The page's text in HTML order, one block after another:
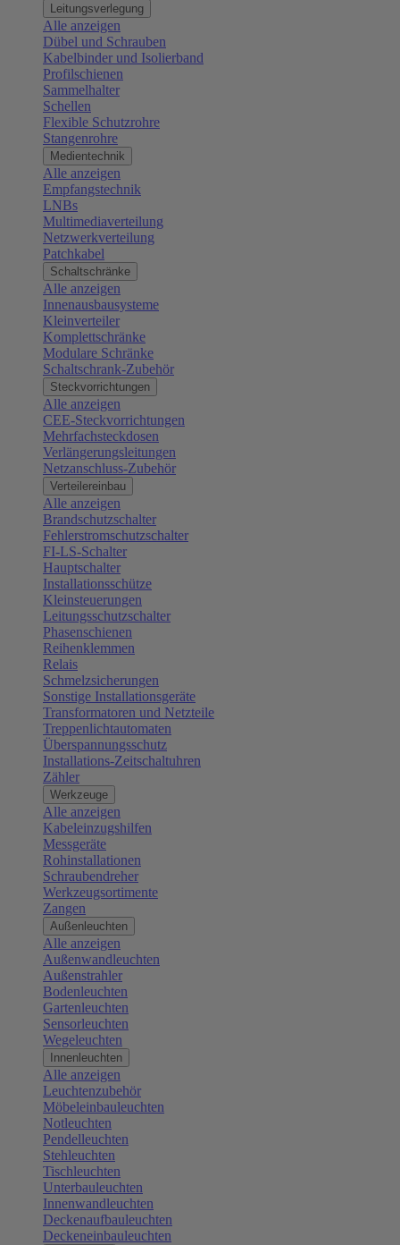
Leitungsverlegung
Alle anzeigen
Dübel und Schrauben
Kabelbinder und Isolierband
Profilschienen
Sammelhalter
Schellen
Flexible Schutzrohre
Stangenrohre
Medientechnik
Alle anzeigen
Empfangstechnik
LNBs
Multimediaverteilung
Netzwerkverteilung
Patchkabel
Schaltschränke
Alle anzeigen
Innenausbausysteme
Kleinverteiler
Komplettschränke
Modulare Schränke
Schaltschrank-Zubehör
Steckvorrichtungen
Alle anzeigen
CEE-Steckvorrichtungen
Mehrfachsteckdosen
Verlängerungsleitungen
Netzanschluss-Zubehör
Verteilereinbau
Alle anzeigen
Brandschutzschalter
Fehlerstromschutzschalter
FI-LS-Schalter
Hauptschalter
Installationsschütze
Kleinsteuerungen
Leitungsschutzschalter
Phasenschienen
Reihenklemmen
Relais
Schmelzsicherungen
Sonstige Installationsgeräte
Transformatoren und Netzteile
Treppenlichtautomaten
Überspannungsschutz
Installations-Zeitschaltuhren
Zähler
Werkzeuge
Alle anzeigen
Kabeleinzugshilfen
Messgeräte
Rohinstallationen
Schraubendreher
Werkzeugsortimente
Zangen
Außenleuchten
Alle anzeigen
Außenwandleuchten
Außenstrahler
Bodenleuchten
Gartenleuchten
Sensorleuchten
Wegeleuchten
Innenleuchten
Alle anzeigen
Leuchtenzubehör
Möbeleinbauleuchten
Notleuchten
Pendelleuchten
Stehleuchten
Tischleuchten
Unterbauleuchten
Innenwandleuchten
Deckenaufbauleuchten
Deckeneinbauleuchten